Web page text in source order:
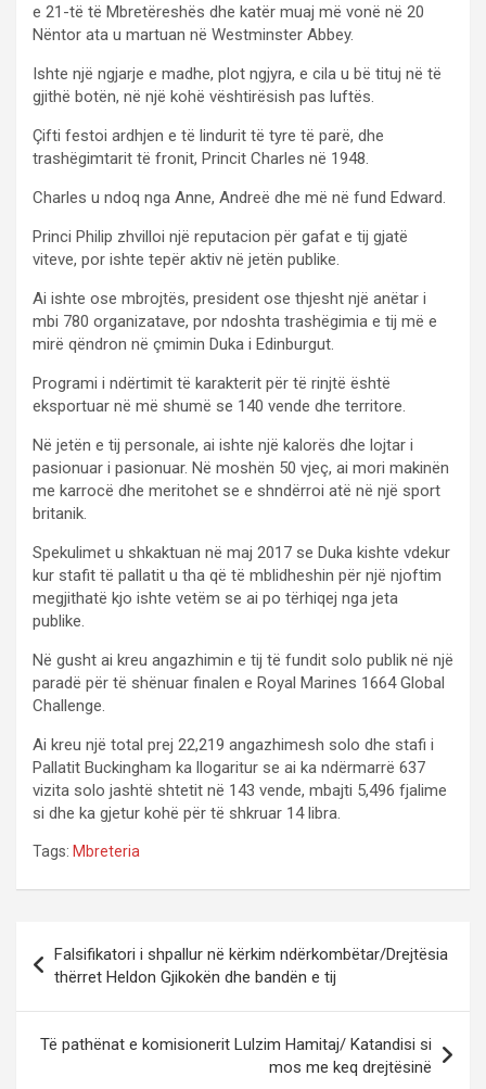
e 21-të të Mbretëreshës dhe katër muaj më vonë në 20
Nëntor ata u martuan në Westminster Abbey.
Ishte një ngjarje e madhe, plot ngjyra, e cila u bë tituj në të
gjithë botën, në një kohë vështirësish pas luftës.
Çifti festoi ardhjen e të lindurit të tyre të parë, dhe
trashëgimtarit të fronit, Princit Charles në 1948.
Charles u ndoq nga Anne, Andreë dhe më në fund Edward.
Princi Philip zhvilloi një reputacion për gafat e tij gjatë
viteve, por ishte tepër aktiv në jetën publike.
Ai ishte ose mbrojtës, president ose thjesht një anëtar i
mbi 780 organizatave, por ndoshta trashëgimia e tij më e
mirë qëndron në çmimin Duka i Edinburgut.
Programi i ndërtimit të karakterit për të rinjtë është
eksportuar në më shumë se 140 vende dhe territore.
Në jetën e tij personale, ai ishte një kalorës dhe lojtar i
pasionuar i pasionuar. Në moshën 50 vjeç, ai mori makinën
me karrocë dhe meritohet se e shndërroi atë në një sport
britanik.
Spekulimet u shkaktuan në maj 2017 se Duka kishte vdekur
kur stafit të pallatit u tha që të mblidheshin për një njoftim
megjithatë kjo ishte vetëm se ai po tërhiqej nga jeta
publike.
Në gusht ai kreu angazhimin e tij të fundit solo publik në një
paradë për të shënuar finalen e Royal Marines 1664 Global
Challenge.
Ai kreu një total prej 22,219 angazhimesh solo dhe stafi i
Pallatit Buckingham ka llogaritur se ai ka ndërmarrë 637
vizita solo jashtë shtetit në 143 vende, mbajti 5,496 fjalime
si dhe ka gjetur kohë për të shkruar 14 libra.
Tags: Mbreteria
s
Falsifikatori i shpallur në kërkim ndërkombëtar/Drejtësia
thërret Heldon Gjikokën dhe bandën e tij
Të pathënat e komisionerit Lulzim Hamitaj/ Katandisi si
mos me keq drejtësinë